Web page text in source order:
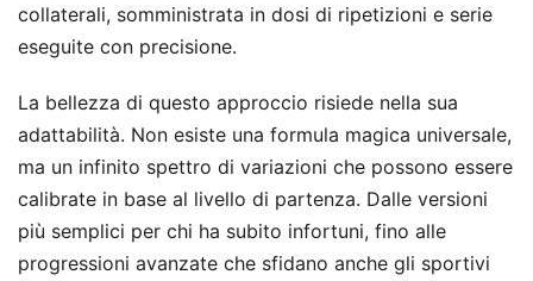
collaterali, somministrata in dosi di ripetizioni e serie
eseguite con precisione.
La bellezza di questo approccio risiede nella sua
adattabilità. Non esiste una formula magica universale,
ma un infinito spettro di variazioni che possono essere
calibrate in base al livello di partenza. Dalle versioni
più semplici per chi ha subito infortuni, fino alle
progressioni avanzate che sfidano anche gli sportivi